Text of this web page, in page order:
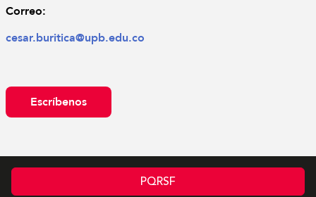
Correo:
cesar.buritica@upb.edu.co
Escríbenos
PQRSF